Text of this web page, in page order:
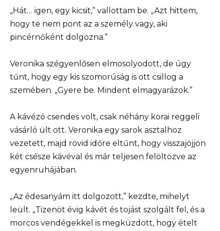
„Hát… igen, egy kicsit,” vallottam be. „Azt hittem,
hogy te nem pont az a személy vagy, aki
pincérnőként dolgozna.”
Veronika szégyenlősen elmosolyodott, de úgy
tűnt, hogy egy kis szomorúság is ott csillog a
szemében. „Gyere be. Mindent elmagyarázok.”
A kávézó csendes volt, csak néhány korai reggeli
vásárló ült ott. Veronika egy sarok asztalhoz
vezetett, majd rövid időre eltűnt, hogy visszajöjjön
két csésze kávéval és már teljesen felöltözve az
egyenruhájában.
„Az édesanyám itt dolgozott,” kezdte, mihelyt
leült. „Tizenöt évig kávét és tojást szolgált fel, és a
morcos vendégekkel is megküzdött, hogy ételt